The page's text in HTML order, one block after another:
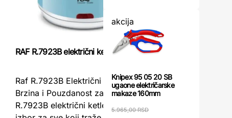
RAF R.7923B električni ketler plavi 2L
Raf R.7923B Električni Ketler Plavi 2L –
Brzina i Pouzdanost za Vašu KuhinjuRaf
R.7923B električni ketler plavi je savršen
akcija
Knipex 95 05 20 SB
ugaone električarske
makaze 160mm
5.965,00 RSD